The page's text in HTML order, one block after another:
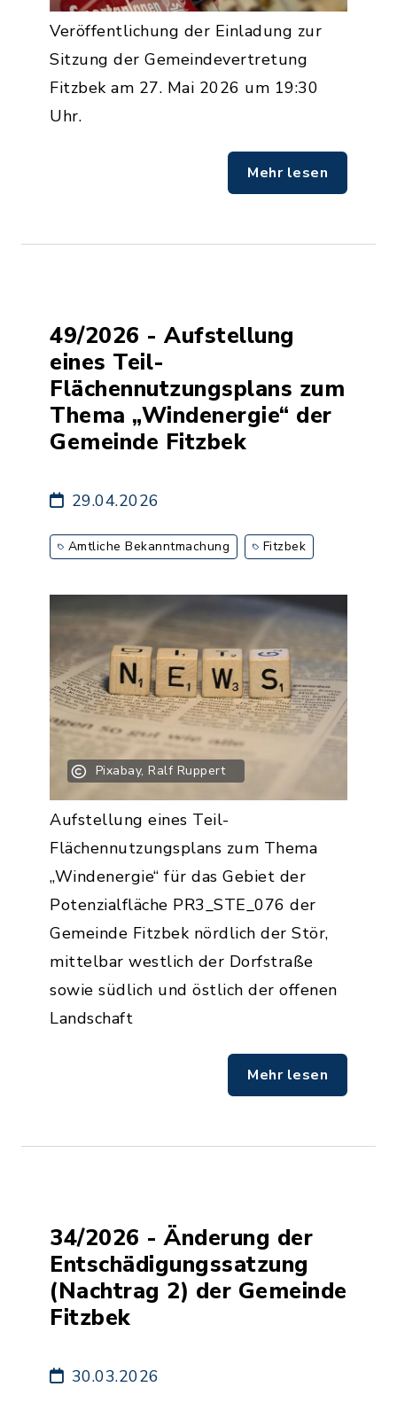
Veröffentlichung der Einladung zur
Sitzung der Gemeindevertretung
Fitzbek am 27. Mai 2026 um 19:30
Uhr.
Mehr lesen
49/2026 - Aufstellung
eines Teil-
Flächennutzungsplans zum
Thema „Windenergie“ der
Gemeinde Fitzbek
29.04.2026
Amtliche Bekanntmachung Fitzbek
Pixabay, Ralf Ruppert
Aufstellung eines Teil-
Flächennutzungsplans zum Thema
„Windenergie“ für das Gebiet der
Potenzialfläche PR3_STE_076 der
Gemeinde Fitzbek nördlich der Stör,
mittelbar westlich der Dorfstraße
sowie südlich und östlich der offenen
Landschaft
Mehr lesen
34/2026 - Änderung der
Entschädigungssatzung
(Nachtrag 2) der Gemeinde
Fitzbek
30.03.2026